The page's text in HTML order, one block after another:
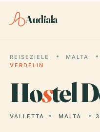
Audiala
REISEZIELE MALTA
VERDELIN
Hostel
VALLETTA MALTA